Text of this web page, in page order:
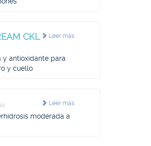
Leer más
CKL
y antioxidante para
y cuello
Leer más
moderada a